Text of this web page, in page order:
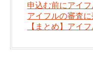
申込む前にアイ
アイフルの審査
【まとめ】アイ